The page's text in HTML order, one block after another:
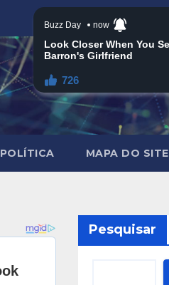
POLÍTICA MAPA DO SITE
Pesquisar